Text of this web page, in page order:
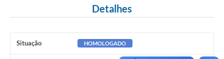
Detalhes
Situação HOMOLOGADO